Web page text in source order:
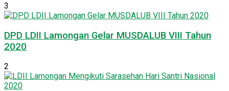
3
DPD LDII Lamongan Gelar MUSDALUB VIII Tahun
2020
2